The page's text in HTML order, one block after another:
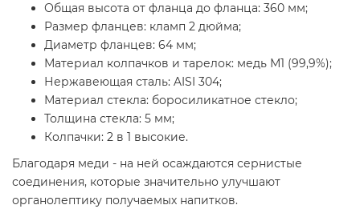
Общая высота от фланца до фланца: 360 мм;
Размер фланцев: кламп 2 дюйма;
Диаметр фланцев: 64 мм;
Материал колпачков и тарелок: медь М1 (99,9%);
Нержавеющая сталь: AISI 304;
Материал стекла: боросиликатное стекло;
Толщина стекла: 5 мм;
Колпачки: 2 в 1 высокие.
Благодаря меди - на ней осаждаются сернистые
соединения, которые значительно улучшают
органолептику получаемых напитков.